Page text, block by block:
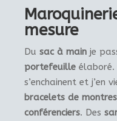
mesure
Du sac à main je
portefeuille élaboré.
s’enchainent et j’en
bracelets de montres
conférenciers. Des